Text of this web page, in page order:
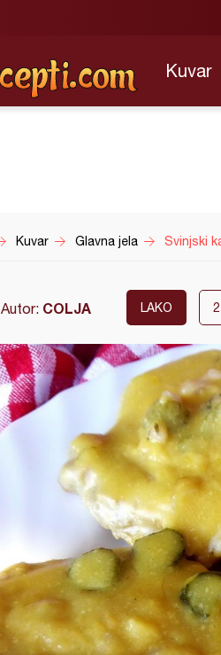
Kuvar
Kuvar Glavna jela Svinjski
Autor: COLJA LAKO 2